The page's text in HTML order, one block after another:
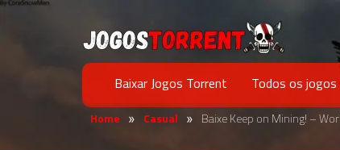
Baixar Jogos Torrent Todos os jogos
Home » Casual » Baixe Keep on Mining! –